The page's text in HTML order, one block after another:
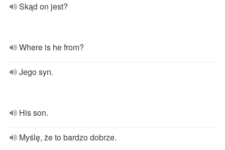
Skąd on jest?
Where is he from?
Jego syn.
His son.
Myślę, że to bardzo dobrze.